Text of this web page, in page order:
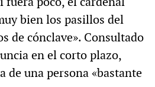
bien los pasillos del
de cónclave». Consultado
en el corto plazo,
de una persona «bastante